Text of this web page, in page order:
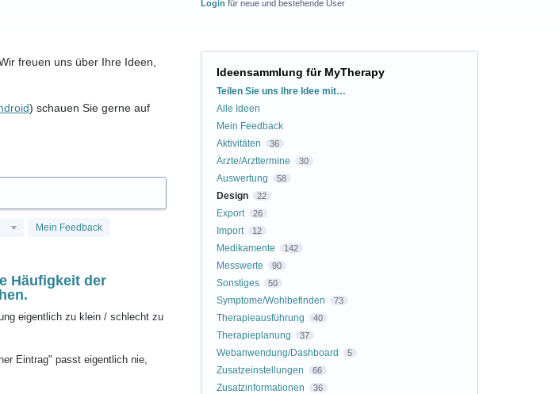
freuen uns über Ihre Ideen,
) schauen Sie gerne auf
Mein Feedback
Häufigkeit der
eigentlich zu klein / schlecht zu
Eintrag" passt eigentlich nie,
Login für neue und bestehende User
Ideensammlung für MyTherapy
Kategorien
Teilen Sie uns Ihre Idee mit…
Alle Ideen
Mein Feedback
Aktivitäten
36
Ärzte/Arzttermine 30
Auswertung 58
Design 22
Export 26
Import 12
Medikamente 142
Messwerte 90
Sonstiges 50
Symptome/Wohlbefinden 73
Therapieausführung 40
Therapieplanung 37
Webanwendung/Dashboard 5
Zusatzeinstellungen 66
Zusatzinformationen 36